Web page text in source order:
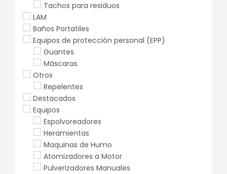
Tachos para residuos
LAM
Baños Portatiles
Equipos de protección personal (EPP)
Guantes
Máscaras
Otros
Repelentes
Destacados
Equipos
Espolvoreadores
Heramientas
Maquinas de Humo
Atomizadores a Motor
Pulverizadores Manuales